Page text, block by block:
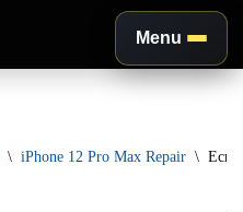
Menu
\ iPhone 12 Pro Max Repair \